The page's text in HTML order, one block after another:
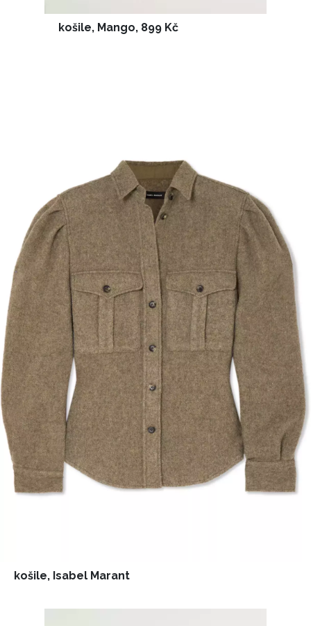
košile, Mango, 899 Kč
košile, Isabel Marant